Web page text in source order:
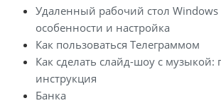
Удаленный рабочий стол Windows
особенности и настройка
Как пользоваться Телеграммом
Как сделать слайд-шоу с музыкой:
инструкция
Банка